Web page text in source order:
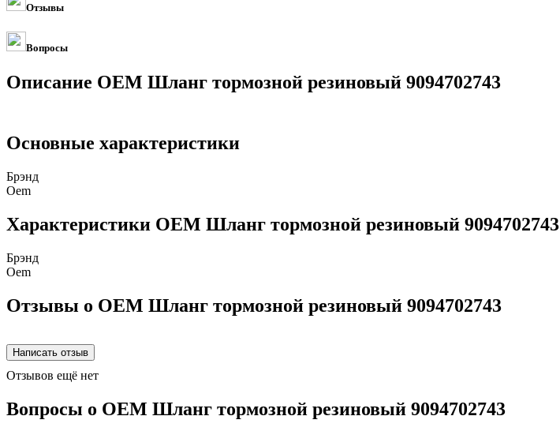
Отзывы
Вопросы
Описание OEM Шланг тормозной резиновый 9094702743
Основные характеристики
Брэнд
Oem
Характеристики OEM Шланг тормозной резиновый 9094702743
Брэнд
Oem
Отзывы о OEM Шланг тормозной резиновый 9094702743
Отзывов ещё нет
Вопросы о OEM Шланг тормозной резиновый 9094702743